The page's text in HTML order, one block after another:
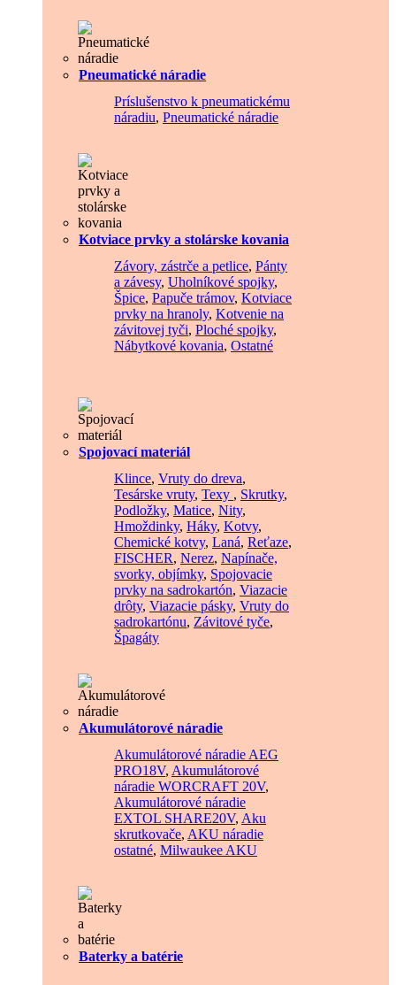
Pneumatické náradie
Príslušenstvo k pneumatickému
náradiu, Pneumatické náradie
Kotviace prvky a stolárske kovania
Závory, zástrče a petlice, Pánty
a závesy, Uholníkové spojky,
Špice, Papuče trámov, Kotviace
prvky na hranoly, Kotvenie na
závitovej tyči, Ploché spojky,
Nábytkové kovania, Ostatné
Spojovací materiál
Klince, Vruty do dreva,
Tesárske vruty, Texy , Skrutky,
Podložky, Matice, Nity,
Hmoždinky, Háky, Kotvy,
Chemické kotvy, Laná, Reťaze,
FISCHER, Nerez, Napínače,
svorky, objímky, Spojovacie
prvky na sadrokartón, Viazacie
drôty, Viazacie pásky, Vruty do
sadrokartónu, Závitové tyče,
Špagáty
Akumulátorové náradie
Akumulátorové náradie AEG
PRO18V, Akumulátorové
náradie WORCRAFT 20V,
Akumulátorové náradie
EXTOL SHARE20V, Aku
skrutkovače, AKU náradie
ostatné, Milwaukee AKU
Baterky a batérie